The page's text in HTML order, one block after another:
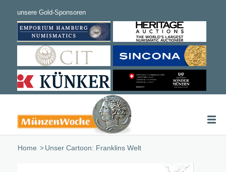
Home /Unser Cartoon: Franklins Welt